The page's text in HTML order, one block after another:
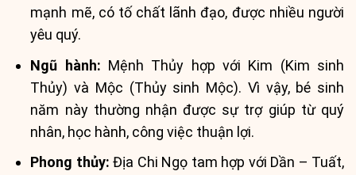
mạnh mẽ, có tố chất lãnh đạo, được nhiều người
yêu quý.
Ngũ hành: Mệnh Thủy hợp với Kim (Kim sinh
Thủy) và Mộc (Thủy sinh Mộc). Vì vậy, bé sinh
năm này thường nhận được sự trợ giúp từ quý
nhân, học hành, công việc thuận lợi.
Phong thủy: Địa Chi Ngọ tam hợp với Dần – Tuất,